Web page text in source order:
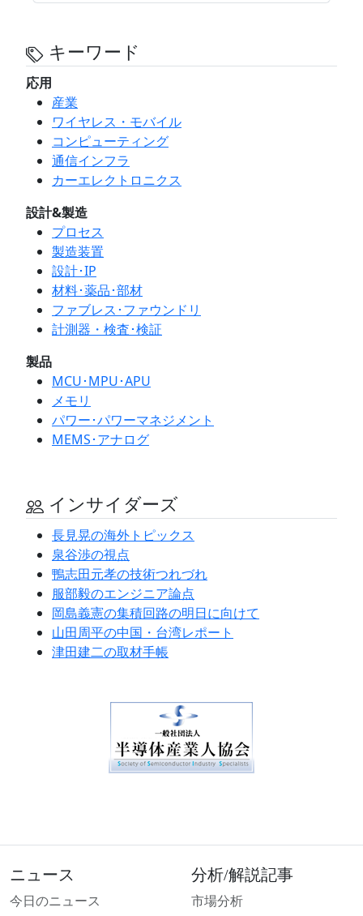
キーワード
応用
産業
ワイヤレス・モバイル
コンピューティング
通信インフラ
カーエレクトロニクス
設計&製造
プロセス
製造装置
設計･IP
材料･薬品･部材
ファブレス･ファウンドリ
計測器・検査･検証
製品
MCU･MPU･APU
メモリ
パワー･パワーマネジメント
MEMS･アナログ
インサイダーズ
長見晃の海外トピックス
泉谷渉の視点
鴨志田元孝の技術つれづれ
服部毅のエンジニア論点
岡島義憲の集積回路の明日に向けて
山田周平の中国・台湾レポート
津田建二の取材手帳
ニュース
今日のニュース
分析/解説記事
市場分析